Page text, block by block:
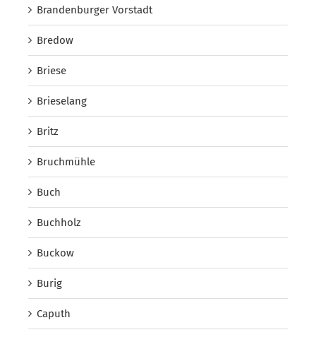
Brandenburger Vorstadt
Bredow
Briese
Brieselang
Britz
Bruchmühle
Buch
Buchholz
Buckow
Burig
Caputh